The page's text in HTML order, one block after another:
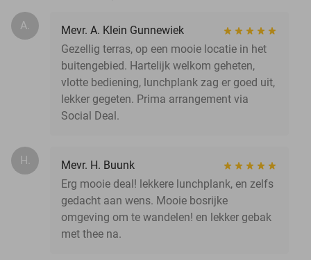
A.
Mevr. A. Klein Gunnewiek
Gezellig terras, op een mooie locatie in het
buitengebied. Hartelijk welkom geheten,
vlotte bediening, lunchplank zag er goed uit,
lekker gegeten. Prima arrangement via
Social Deal.
H.
Mevr. H. Buunk
Erg mooie deal! lekkere lunchplank, en zelfs
gedacht aan wens. Mooie bosrijke
omgeving om te wandelen! en lekker gebak
met thee na.